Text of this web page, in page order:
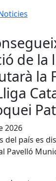
de la
la
2026
del país es
Pavelló